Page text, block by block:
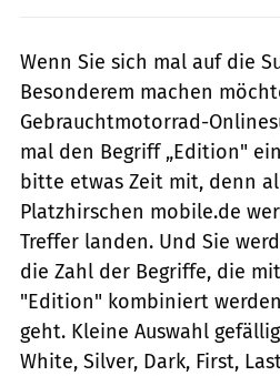
Wenn Sie sich mal auf die
Besonderem machen
Gebrauchtmotorrad-
mal den Begriff „Edition"
bitte etwas Zeit mit, denn
Platzhirschen mobile.de
Treffer landen. Und Sie
die Zahl der Begriffe, die
"Edition" kombiniert
geht. Kleine Auswahl
White, Silver, Dark, First,